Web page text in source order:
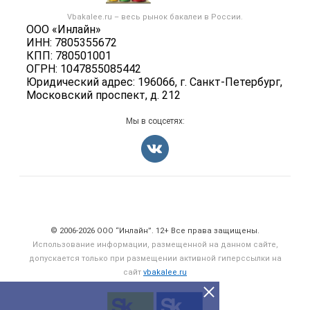
Vbakalee.ru – весь рынок бакалеи в России.
ООО «Инлайн»
ИНН: 7805355672
КПП: 780501001
ОГРН: 1047855085442
Юридический адрес: 196066, г. Санкт-Петербург,
Московский проспект, д. 212
Контактная информация
Политика обработки персональных данных
Услуги
Добавить объявление
Мы в соцсетях:
© 2006‑2026 ООО “Инлайн”. 12+ Все права защищены.
Использование информации, размещенной на данном сайте,
допускается только при размещении активной гиперссылки на
сайт vbakalee.ru